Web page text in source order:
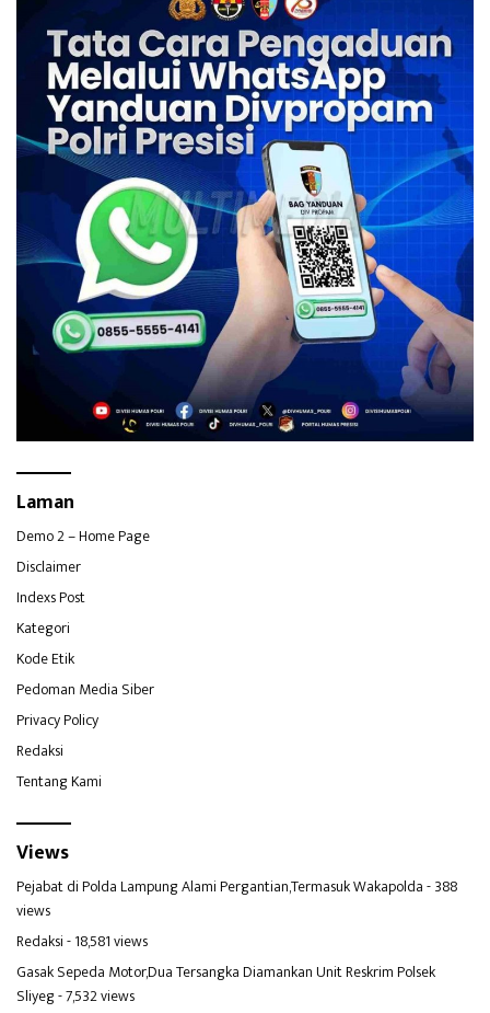
Laman
Demo 2 – Home Page
Disclaimer
Indexs Post
Kategori
Kode Etik
Pedoman Media Siber
Privacy Policy
Redaksi
Tentang Kami
Views
Pejabat di Polda Lampung Alami Pergantian,Termasuk Wakapolda- 388
views
Redaksi- 18,581 views
Gasak Sepeda Motor,Dua Tersangka Diamankan Unit Reskrim Polsek
Sliyeg- 7,532 views